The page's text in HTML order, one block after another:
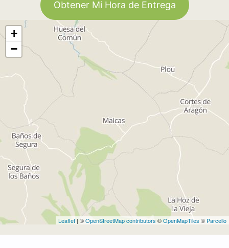
Obtener Mi Hora de Entrega
+
−
Leaflet | ©OpenStreetMap contributors ©OpenMapTiles © Parcello